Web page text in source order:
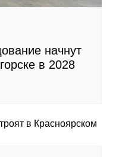
начнут
в 2028